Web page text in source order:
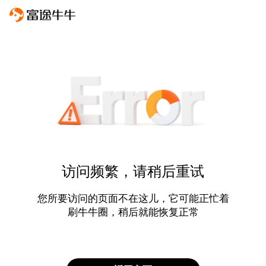
访问频繁，请稍后重试
您所要访问的页面不在这儿，它可能正忙着
刷牛牛圈，稍后就能恢复正常